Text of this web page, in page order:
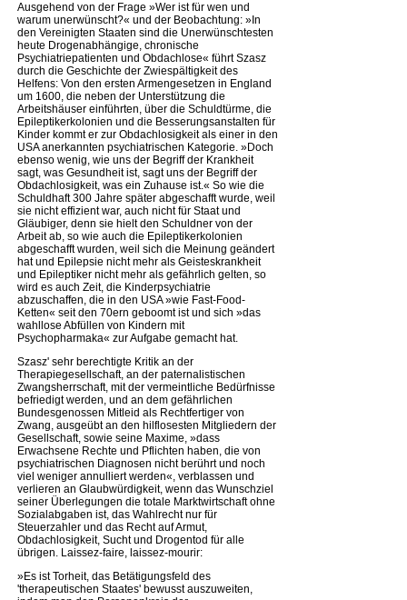
Ausgehend von der Frage »Wer ist für wen und
warum unerwünscht?« und der Beobachtung: »In
den Vereinigten Staaten sind die Unerwünschtesten
heute Drogenabhängige, chronische
Psychiatriepatienten und Obdachlose« führt Szasz
durch die Geschichte der Zwiespältigkeit des
Helfens: Von den ersten Armengesetzen in England
um 1600, die neben der Unterstützung die
Arbeitshäuser einführten, über die Schuldtürme, die
Epileptikerkolonien und die Besserungsanstalten für
Kinder kommt er zur Obdachlosigkeit als einer in den
USA anerkannten psychiatrischen Kategorie. »Doch
ebenso wenig, wie uns der Begriff der Krankheit
sagt, was Gesundheit ist, sagt uns der Begriff der
Obdachlosigkeit, was ein Zuhause ist.« So wie die
Schuldhaft 300 Jahre später abgeschafft wurde, weil
sie nicht effizient war, auch nicht für Staat und
Gläubiger, denn sie hielt den Schuldner von der
Arbeit ab, so wie auch die Epileptikerkolonien
abgeschafft wurden, weil sich die Meinung geändert
hat und Epilepsie nicht mehr als Geisteskrankheit
und Epileptiker nicht mehr als gefährlich gelten, so
wird es auch Zeit, die Kinderpsychiatrie
abzuschaffen, die in den USA »wie Fast-Food-
Ketten« seit den 70ern geboomt ist und sich »das
wahllose Abfüllen von Kindern mit
Psychopharmaka« zur Aufgabe gemacht hat.
Szasz' sehr berechtigte Kritik an der
Therapiegesellschaft, an der paternalistischen
Zwangsherrschaft, mit der vermeintliche Bedürfnisse
befriedigt werden, und an dem gefährlichen
Bundesgenossen Mitleid als Rechtfertiger von
Zwang, ausgeübt an den hilflosesten Mitgliedern der
Gesellschaft, sowie seine Maxime, »dass
Erwachsene Rechte und Pflichten haben, die von
psychiatrischen Diagnosen nicht berührt und noch
viel weniger annulliert werden«, verblassen und
verlieren an Glaubwürdigkeit, wenn das Wunschziel
seiner Überlegungen die totale Marktwirtschaft ohne
Sozialabgaben ist, das Wahlrecht nur für
Steuerzahler und das Recht auf Armut,
Obdachlosigkeit, Sucht und Drogentod für alle
übrigen. Laissez-faire, laissez-mourir:
»Es ist Torheit, das Betätigungsfeld des
'therapeutischen Staates' bewusst auszuweiten,